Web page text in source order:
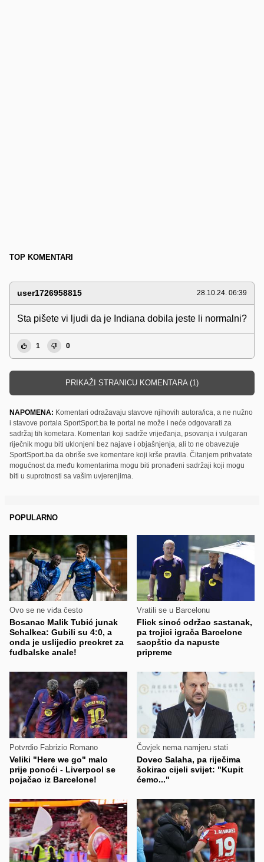
TOP KOMENTARI
user1726958815 28.10.24. 06:39
Sta pišete vi ljudi da je Indiana dobila jeste li normalni?
1 0
PRIKAŽI STRANICU KOMENTARA (1)
NAPOMENA: Komentari odražavaju stavove njihovih autora/ica, a ne nužno
i stavove portala SportSport.ba te portal ne može i neće odgovarati za
sadržaj tih kometara. Komentari koji sadrže vrijeđanja, psovanja i vulgaran
riječnik mogu biti uklonjeni bez najave i objašnjenja, ali to ne obavezuje
SportSport.ba da obriše sve komentare koji krše pravila. Čitanjem prihvatate
mogućnost da među komentarima mogu biti pronađeni sadržaji koji mogu
biti u suprotnosti sa vašim uvjerenjima.
POPULARNO
Ovo se ne viđa često
Bosanac Malik Tubić junak
Schalkea: Gubili su 4:0, a
onda je uslijedio preokret za
fudbalske anale!
Vratili se u Barcelonu
Flick sinoć održao sastanak,
pa trojici igrača Barcelone
saopštio da napuste
pripreme
Potvrdio Fabrizio Romano
Veliki "Here we go" malo
prije ponoći - Liverpool se
pojačao iz Barcelone!
Čovjek nema namjeru stati
Doveo Salaha, pa riječima
šokirao cijeli svijet: "Kupit
ćemo..."